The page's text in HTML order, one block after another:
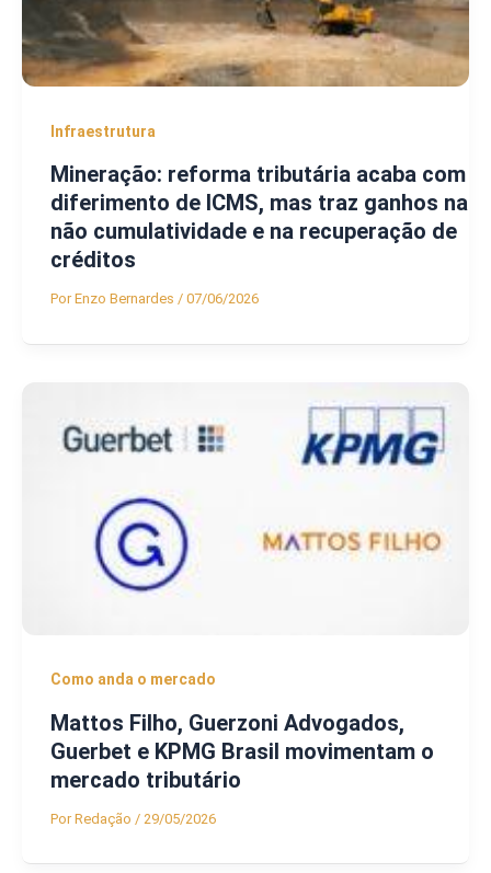
Infraestrutura
Mineração: reforma tributária acaba com
diferimento de ICMS, mas traz ganhos na
não cumulatividade e na recuperação de
créditos
PorEnzo Bernardes / 07/06/2026
Como anda o mercado
Mattos Filho, Guerzoni Advogados,
Guerbet e KPMG Brasil movimentam o
mercado tributário
PorRedação / 29/05/2026